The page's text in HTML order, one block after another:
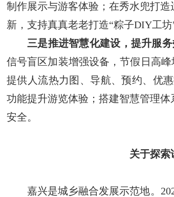
制作展示与游客体验；在秀水兜打
新，支持真真老老打造“粽子DIY工
三是推进智慧化建设，提升服务
信号盲区加装增强设备，节假日高
提供人流热力图、导航、预约、优
功能提升游览体验；搭建智慧管理
安全。
关于探
嘉兴是城乡融合发展示范地。